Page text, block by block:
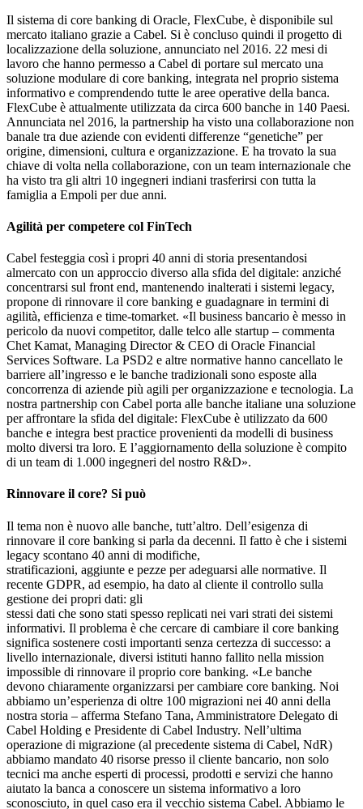
Il sistema di core banking di Oracle, FlexCube, è disponibile sul
mercato italiano grazie a Cabel. Si è concluso quindi il progetto di
localizzazione della soluzione, annunciato nel 2016. 22 mesi di
lavoro che hanno permesso a Cabel di portare sul mercato una
soluzione modulare di core banking, integrata nel proprio sistema
informativo e comprendendo tutte le aree operative della banca.
FlexCube è attualmente utilizzata da circa 600 banche in 140 Paesi.
Annunciata nel 2016, la partnership ha visto una collaborazione non
banale tra due aziende con evidenti differenze “genetiche” per
origine, dimensioni, cultura e organizzazione. E ha trovato la sua
chiave di volta nella collaborazione, con un team internazionale che
ha visto tra gli altri 10 ingegneri indiani trasferirsi con tutta la
famiglia a Empoli per due anni.
Agilità per competere col FinTech
Cabel festeggia così i propri 40 anni di storia presentandosi
almercato con un approccio diverso alla sfida del digitale: anziché
concentrarsi sul front end, mantenendo inalterati i sistemi legacy,
propone di rinnovare il core banking e guadagnare in termini di
agilità, efficienza e time-tomarket. «Il business bancario è messo in
pericolo da nuovi competitor, dalle telco alle startup – commenta
Chet Kamat, Managing Director & CEO di Oracle Financial
Services Software. La PSD2 e altre normative hanno cancellato le
barriere all’ingresso e le banche tradizionali sono esposte alla
concorrenza di aziende più agili per organizzazione e tecnologia. La
nostra partnership con Cabel porta alle banche italiane una soluzione
per affrontare la sfida del digitale: FlexCube è utilizzato da 600
banche e integra best practice provenienti da modelli di business
molto diversi tra loro. E l’aggiornamento della soluzione è compito
di un team di 1.000 ingegneri del nostro R&D».
Rinnovare il core? Si può
Il tema non è nuovo alle banche, tutt’altro. Dell’esigenza di
rinnovare il core banking si parla da decenni. Il fatto è che i sistemi
legacy scontano 40 anni di modifiche,
stratificazioni, aggiunte e pezze per adeguarsi alle normative. Il
recente GDPR, ad esempio, ha dato al cliente il controllo sulla
gestione dei propri dati: gli
stessi dati che sono stati spesso replicati nei vari strati dei sistemi
informativi. Il problema è che cercare di cambiare il core banking
significa sostenere costi importanti senza certezza di successo: a
livello internazionale, diversi istituti hanno fallito nella mission
impossible di rinnovare il proprio core banking. «Le banche
devono chiaramente organizzarsi per cambiare core banking. Noi
abbiamo un’esperienza di oltre 100 migrazioni nei 40 anni della
nostra storia – afferma Stefano Tana, Amministratore Delegato di
Cabel Holding e Presidente di Cabel Industry. Nell’ultima
operazione di migrazione (al precedente sistema di Cabel, NdR)
abbiamo mandato 40 risorse presso il cliente bancario, non solo
tecnici ma anche esperti di processi, prodotti e servizi che hanno
aiutato la banca a conoscere un sistema informativo a loro
sconosciuto, in quel caso era il vecchio sistema Cabel. Abbiamo le